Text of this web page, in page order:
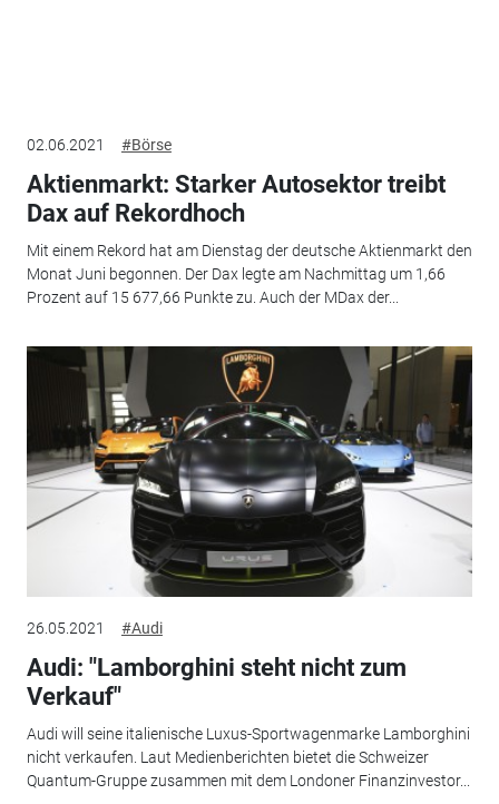
02.06.2021 #Börse
Aktienmarkt: Starker Autosektor treibt
Dax auf Rekordhoch
Mit einem Rekord hat am Dienstag der deutsche Aktienmarkt den
Monat Juni begonnen. Der Dax legte am Nachmittag um 1,66
Prozent auf 15 677,66 Punkte zu. Auch der MDax der...
26.05.2021 #Audi
Audi: "Lamborghini steht nicht zum
Verkauf"
Audi will seine italienische Luxus-Sportwagenmarke Lamborghini
nicht verkaufen. Laut Medienberichten bietet die Schweizer
Quantum-Gruppe zusammen mit dem Londoner Finanzinvestor...